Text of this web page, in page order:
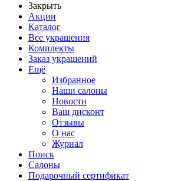
Закрыть
Акции
Каталог
Все украшения
Комплекты
Заказ украшений
Ещё
Избранное
Наши салоны
Новости
Ваш дисконт
Отзывы
О нас
Журнал
Поиск
Салоны
Подарочный сертификат